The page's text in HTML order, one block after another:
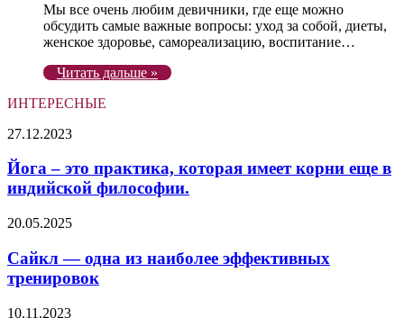
Мы все очень любим девичники, где еще можно
обсудить самые важные вопросы: уход за собой, диеты,
женское здоровье, самореализацию, воспитание…
Читать дальше »
ИНТЕРЕСНЫЕ
Йога
это
практика,
которая
корни
в
индийской
27.12.2023
Йога – это практика, которая имеет корни еще в
индийской философии.
Сайкл
одна
из
наиболее
тренировок
20.05.2025
Сайкл — одна из наиболее эффективных
тренировок
Остановить
10.11.2023